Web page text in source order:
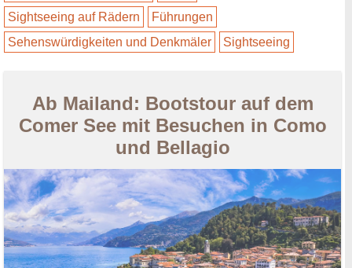
Sightseeing auf Rädern
Führungen
Sehenswürdigkeiten und Denkmäler
Sightseeing
Ab Mailand: Bootstour auf dem
Comer See mit Besuchen in Como
und Bellagio